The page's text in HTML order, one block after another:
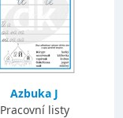
Azbuka J
Pracovní listy